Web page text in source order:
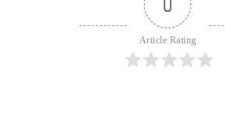
0
Article Rating